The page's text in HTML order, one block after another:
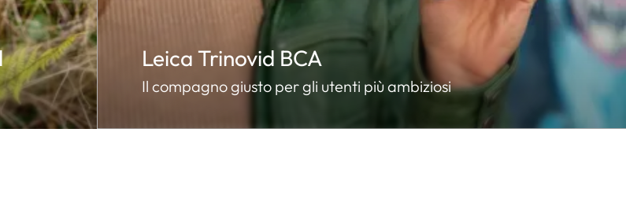
Leica Trinovid BCA
Il compagno giusto per gli utenti più ambiziosi